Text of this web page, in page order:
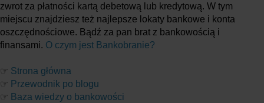
zwrot za płatności kartą debetową lub kredytową. W tym
miejscu znajdziesz też najlepsze lokaty bankowe i konta
oszczędnościowe. Bądź za pan brat z bankowością i
finansami. O czym jest Bankobranie?
☞ Strona główna
☞ Przewodnik po blogu
☞ Baza wiedzy o bankowości